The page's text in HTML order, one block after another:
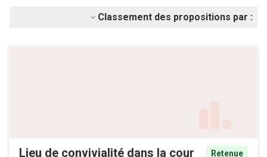
Classement des propositions par :
Lieu de convivialité dans la cour
Retenue